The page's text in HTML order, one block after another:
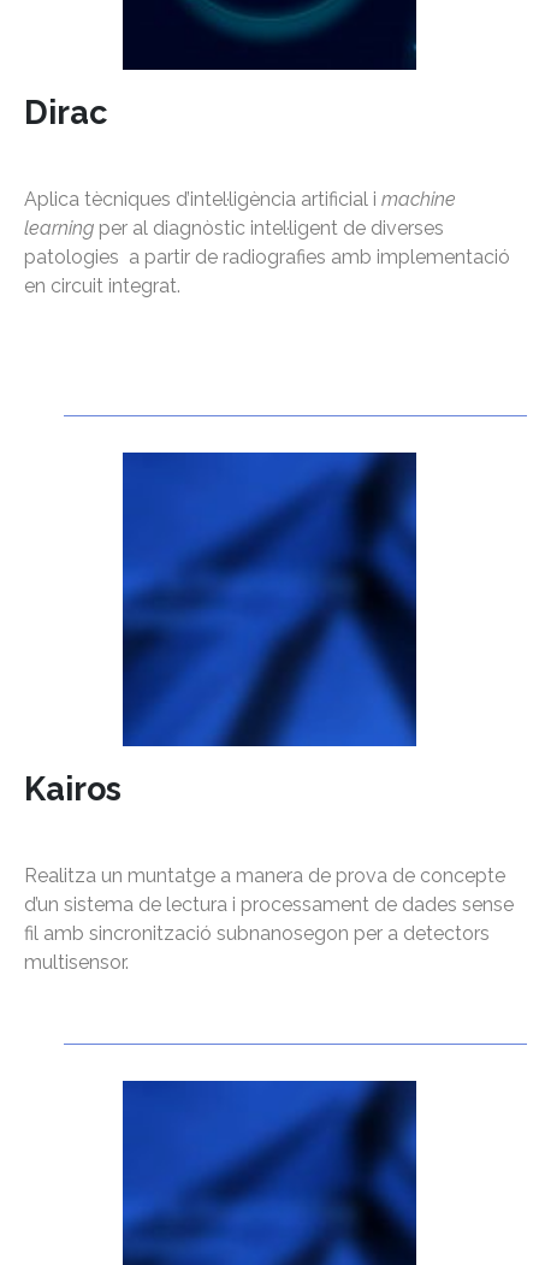
Dirac
Aplica tècniques d’intel·ligència artificial i machine
learning per al diagnòstic intel·ligent de diverses
patologies a partir de radiografies amb implementació
en circuit integrat.
Kairos
Realitza un muntatge a manera de prova de concepte
d’un sistema de lectura i processament de dades sense
fil amb sincronització subnanosegon per a detectors
multisensor.